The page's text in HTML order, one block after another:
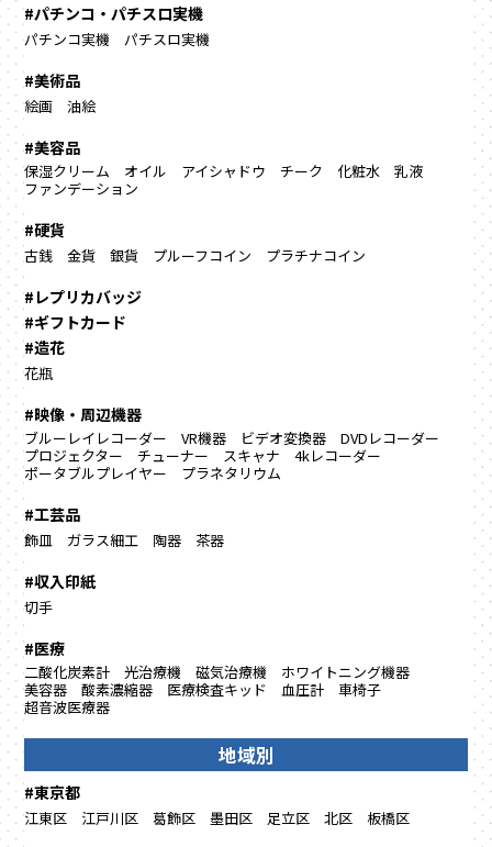
#パチンコ・パチスロ実機
パチンコ実機 パチスロ実機
#美術品
絵画 油絵
#美容品
保湿クリーム オイル アイシャドウ チーク 化粧水
乳液
ファンデーション
#硬貨
古銭 金貨 銀貨 プルーフコイン プラチナコイン
#レプリカバッジ
#ギフトカード
#造花
花瓶
#映像・周辺機器
ブルーレイレコーダー VR機器 ビデオ変換器
DVDレコーダー
プロジェクター
チューナー スキャナ
4kレコーダー
ポータブルプレイヤー
プラネタリウム
#工芸品
飾皿 ガラス細工 陶器 茶器
#収入印紙
切手
#医療
二酸化炭素計 光治療機 磁気治療機
ホワイトニング機器
美容器
酸素濃縮器 医療検査キッド 血圧計
車椅子
超音波医療器
地域別
#東京都
江東区 江戸川区 葛飾区 墨田区 足立区 北区 板橋区